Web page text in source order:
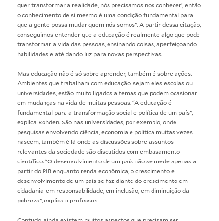
quer transformar a realidade, nós precisamos nos conhecer’, então
o conhecimento de si mesmo é uma condição fundamental para
que a gente possa mudar quem nós somos”. A partir dessa citação,
conseguimos entender que a educação é realmente algo que pode
transformar a vida das pessoas, ensinando coisas, aperfeiçoando
habilidades e até dando luz para novas perspectivas.
Mas educação não é só sobre aprender, também é sobre ações.
Ambientes que trabalham com educação, sejam eles escolas ou
universidades, estão muito ligados a temas que podem ocasionar
em mudanças na vida de muitas pessoas. “A educação é
fundamental para a transformação social e política de um país”,
explica Rohden. São nas universidades, por exemplo, onde
pesquisas envolvendo ciência, economia e política muitas vezes
nascem, também é lá onde as discussões sobre assuntos
relevantes da sociedade são discutidos com embasamento
científico. “O desenvolvimento de um país não se mede apenas a
partir do PIB enquanto renda econômica, o crescimento e
desenvolvimento de um país se faz diante do crescimento em
cidadania, em responsabilidade, em inclusão, em diminuição da
pobreza”, explica o professor.
Contudo, ainda existem muitos aspectos que precisam ser